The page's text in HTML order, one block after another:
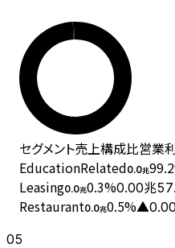
セグメント売上構成比営業
EducationRelated0.0兆99.2
Leasing0.0兆0.3%0.00兆
Restaurant0.0兆0.5%
05